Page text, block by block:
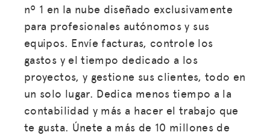
nº 1 en la nube diseñado exclusivamente
para profesionales autónomos y sus
equipos. Envíe facturas, controle los
gastos y el tiempo dedicado a los
proyectos, y gestione sus clientes, todo en
un solo lugar. Dedica menos tiempo a la
contabilidad y más a hacer el trabajo que
te gusta. Únete a más de 10 millones de